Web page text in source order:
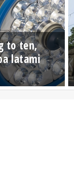
to ten,
latami